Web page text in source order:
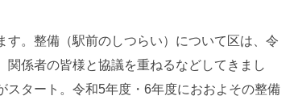
。整備（駅前のしつらい）について区は、令
係者の皆様と協議を重ねるなどしてきまし
スタート。令和5年度・6年度におおよその整備